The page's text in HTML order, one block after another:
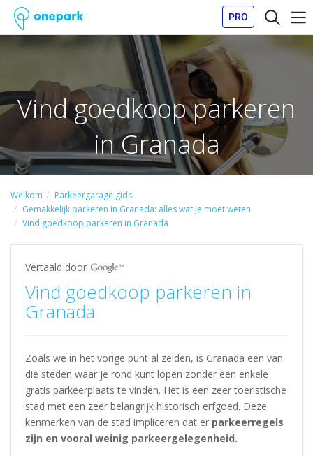
PRO
Vind goedkoop parkeren
in Granada
Welkom
Parkeergarage gids
Gemakkelijk parkeren in Granada: alles wat je moet weten
Vind goedkoop parkeren in Granada
Vertaald door
Vind goedkoop parkeren in
Granada
Zoals we in het vorige punt al zeiden, is Granada een van
die steden waar je rond kunt lopen zonder een enkele
gratis parkeerplaats te vinden. Het is een zeer toeristische
stad met een zeer belangrijk historisch erfgoed. Deze
kenmerken van de stad impliceren dat er parkeerregels
zijn en vooral weinig parkeergelegenheid.